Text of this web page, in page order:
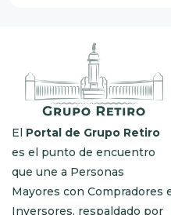
El Portal de Grupo Retiro
es el punto de encuentro
que une a Personas
Mayores con Compradores
Inversores, respaldado por